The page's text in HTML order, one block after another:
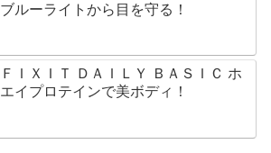
ブルーライトから目を守る！
ＦＩＸＩＴ ＤＡＩＬＹ ＢＡＳＩＣ ホ
エイプロテインで美ボディ！